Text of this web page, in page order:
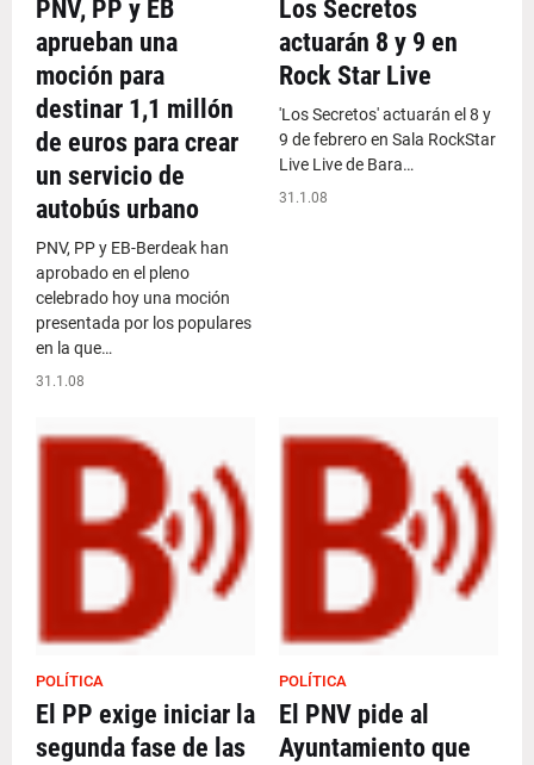
PNV, PP y EB
aprueban una
moción para
destinar 1,1 millón
de euros para crear
un servicio de
autobús urbano
PNV, PP y EB-Berdeak han
aprobado en el pleno
celebrado hoy una moción
presentada por los populares
en la que…
31.1.08
Los Secretos
actuarán 8 y 9 en
Rock Star Live
'Los Secretos' actuarán el 8 y
9 de febrero en Sala RockStar
Live Live de Bara…
31.1.08
POLÍTICA
El PP exige iniciar la
segunda fase de las
POLÍTICA
El PNV pide al
Ayuntamiento que